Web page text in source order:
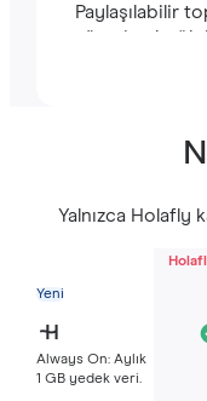
Paylaşılabilir
süresine
Yalnızca Holafly
Yeni
Always On: Aylık
1 GB yedek veri.